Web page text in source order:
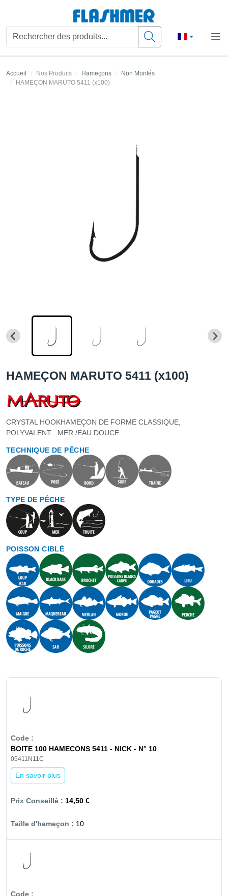
Accueil Nos Produits Hameçons
Non Montés
HAMEÇON MARUTO 5411 (x100)
HAMEÇON MARUTO 5411 (x100)
CRYSTAL HOOKHAMEÇON DE FORME CLASSIQUE,
POLYVALENT : MER /EAU DOUCE
TECHNIQUE DE PÊCHE
TYPE DE PÊCHE
POISSON CIBLÉ
BOITE 100 HAMECONS 5411 - NICK - N° 10
05411N11C
En savoir plus
14,50 €
10